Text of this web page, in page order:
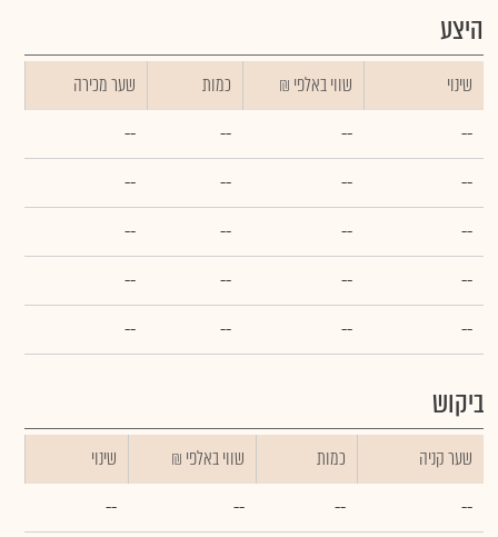
היצע
שינוי ₪ שווי באלפי כמות
שער מכירה
--
--
--
--
--
--
--
--
--
--
--
--
--
--
--
--
--
--
--
--
ביקוש
שער קניה כמות ₪ שווי באלפי
שינוי
--
--
--
--